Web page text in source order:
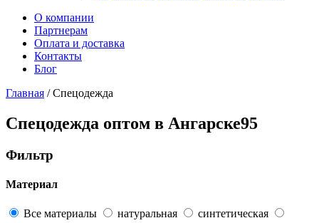
О компании
Партнерам
Оплата и доставка
Контакты
Блог
Главная / Спецодежда
Спецодежда оптом в Ангарске95
Фильтр
Материал
Все материалы натуральная
синтетическая